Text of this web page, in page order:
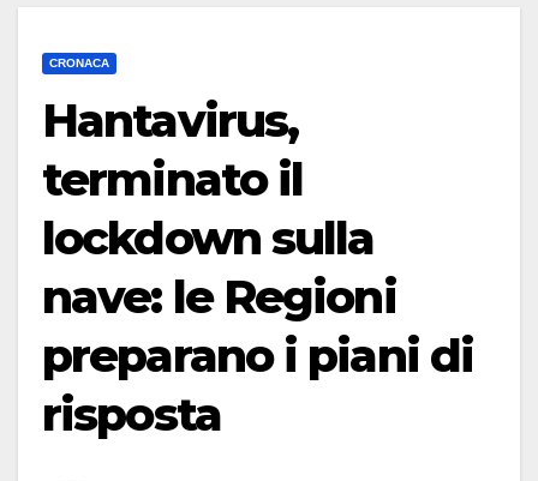
CRONACA
Hantavirus,
terminato il
lockdown sulla
nave: le Regioni
preparano i piani di
risposta